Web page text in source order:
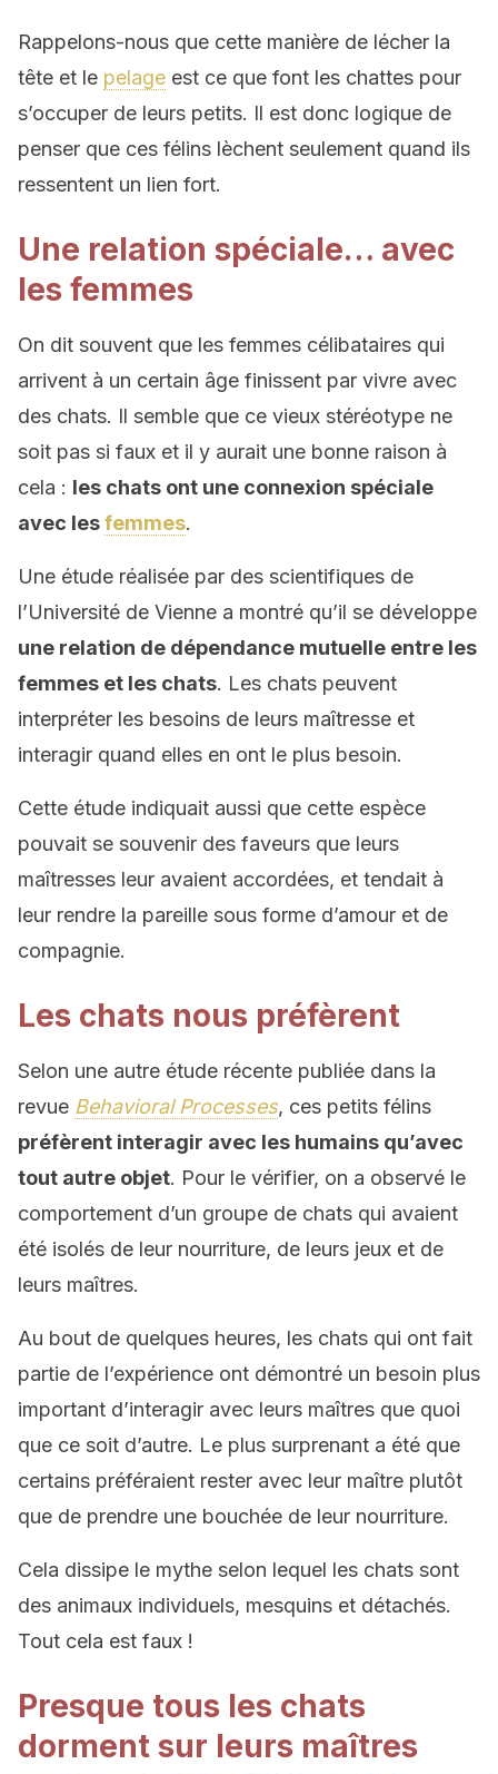
Rappelons-nous que cette manière de lécher la
tête et le pelage est ce que font les chattes pour
s’occuper de leurs petits. Il est donc logique de
penser que ces félins lèchent seulement quand ils
ressentent un lien fort.
Une relation spéciale… avec
les femmes
On dit souvent que les femmes célibataires qui
arrivent à un certain âge finissent par vivre avec
des chats. Il semble que ce vieux stéréotype ne
soit pas si faux et il y aurait une bonne raison à
cela : les chats ont une connexion spéciale
avec lesfemmes.
Une étude réalisée par des scientifiques de
l’Université de Vienne a montré qu’il se développe
une relation de dépendance mutuelle entre les
femmes et les chats. Les chats peuvent
interpréter les besoins de leurs maîtresse et
interagir quand elles en ont le plus besoin.
Cette étude indiquait aussi que cette espèce
pouvait se souvenir des faveurs que leurs
maîtresses leur avaient accordées, et tendait à
leur rendre la pareille sous forme d’amour et de
compagnie.
Les chats nous préfèrent
Selon une autre étude récente publiée dans la
revue Behavioral Processes, ces petits félins
préfèrent interagir avec les humains qu’avec
tout autre objet. Pour le vérifier, on a observé le
comportement d’un groupe de chats qui avaient
été isolés de leur nourriture, de leurs jeux et de
leurs maîtres.
Au bout de quelques heures, les chats qui ont fait
partie de l’expérience ont démontré un besoin plus
important d’interagir avec leurs maîtres que quoi
que ce soit d’autre. Le plus surprenant a été que
certains préféraient rester avec leur maître plutôt
que de prendre une bouchée de leur nourriture.
Cela dissipe le mythe selon lequel les chats sont
des animaux individuels, mesquins et détachés.
Tout cela est faux !
Presque tous les chats
dorment sur leurs maîtres